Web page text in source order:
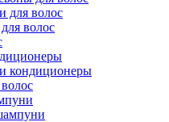
для волос
волос
кондиционеры